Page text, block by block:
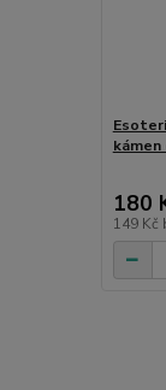
kámen
180
149 Kč